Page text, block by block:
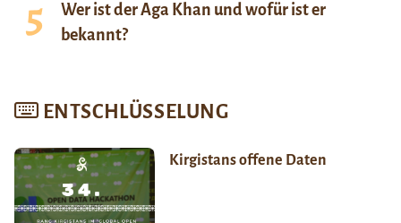
Wer ist der Aga Khan und wofür ist er
bekannt?
ENTSCHLÜSSELUNG
Kirgistans offene Daten